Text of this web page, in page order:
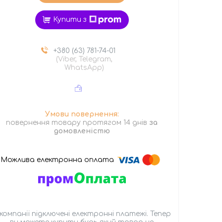
Купити з
+380 (63) 781-74-01
(Viber, Telegram,
WhatsApp)
повернення товару протягом 14 днів за
домовленістю
підключені електронні платежі. Тепер